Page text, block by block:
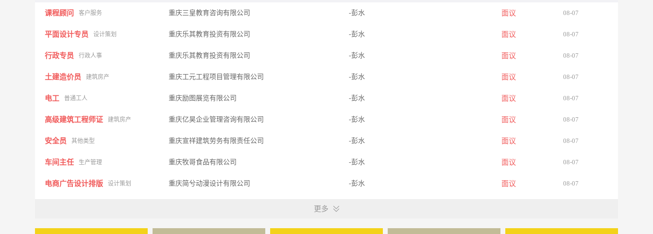
课程顾问 客户服务 重庆三皇教育咨询有限公司 -彭水 面议 08-07
平面设计专员 设计策划 重庆乐其教育投资有限公司 -彭水 面议 08-07
行政专员 行政人事 重庆乐其教育投资有限公司 -彭水 面议 08-07
土建造价员 建筑房产 重庆工元工程项目管理有限公司 -彭水 面议 08-07
电工 普通工人 重庆励图展览有限公司 -彭水 面议 08-07
高级建筑工程师证 建筑房产 重庆亿昊企业管理咨询有限公司 -彭水 面议 08-07
安全员 其他类型 重庆宣祥建筑劳务有限责任公司 -彭水 面议 08-07
车间主任 生产管理 重庆牧哥食品有限公司 -彭水 面议 08-07
电商广告设计排版 设计策划 重庆简兮动漫设计有限公司 -彭水 面议 08-07
更多